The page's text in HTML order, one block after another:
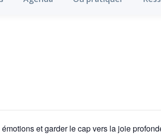
et garder le cap vers la joie